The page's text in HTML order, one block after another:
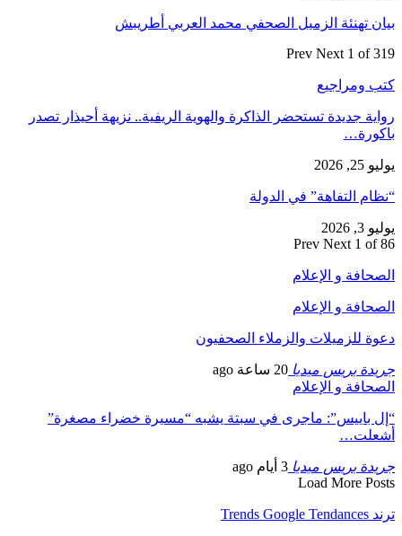
بيان تهنئة الزميل الصحفي محمد العربي أطريبش
Prev Next 1 of 319
كتب ومراجيع
رواية جديدة تستحضر الذاكرة والهوية الريفية.. نزيهة أحيذار تصدر
باكورة…
يوليو 25, 2026
“نظام التفاهة” في الدولة
يوليو 3, 2026
Prev Next 1 of 86
الصحافة و الإعلام
الصحافة و الإعلام
دعوة للزميلات والزملاء الصحفيون
جريدة بريس ميديا 20 ساعة ago
الصحافة و الإعلام
“إل باييس”: ماجرى في سبتة يشبه “مسيرة خضراء مصغرة”
أشعلت…
جريدة بريس ميديا 3 أيام ago
Load More Posts
ترند Trends Google Tendances